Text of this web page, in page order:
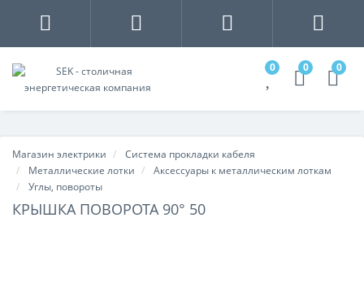
0 0 0
Магазин электрики
Система прокладки кабеля
Металлические лотки
Аксессуары к металлическим лоткам
Углы, повороты
КРЫШКА ПОВОРОТА 90° 50